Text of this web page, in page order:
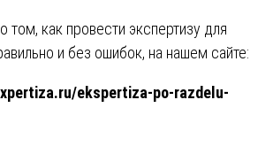
том, как провести экспертизу для
и без ошибок, на нашем сайте:
ekspertiza-po-razdelu-